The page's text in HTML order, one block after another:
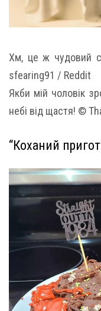
Хм, це ж чудовий
sfearing91 / Reddit
Якби мій чоловік
небі від щастя! ©
“Коханий